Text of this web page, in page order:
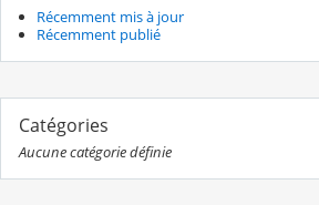
Récemment mis à jour
Récemment publié
Catégories
Aucune catégorie définie